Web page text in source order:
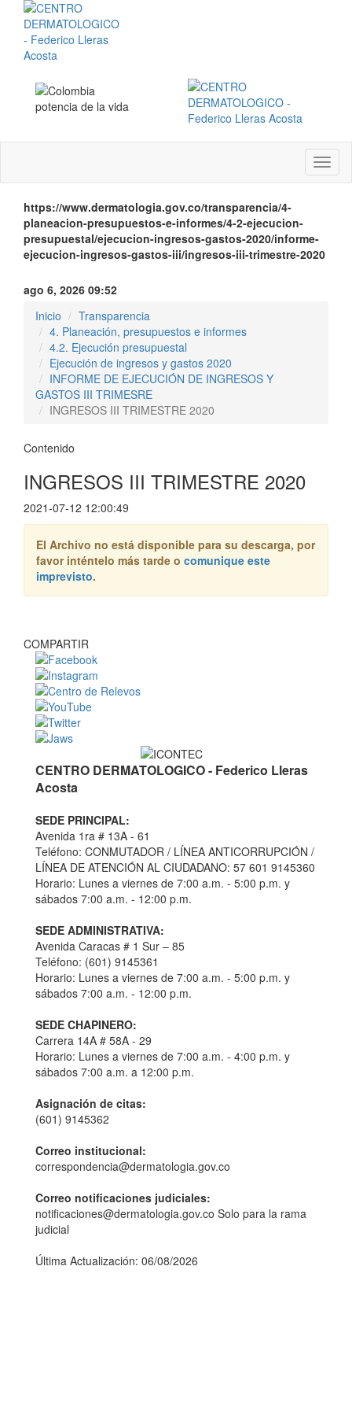
Menú
https://www.dermatologia.gov.co/transparencia/4-
planeacion-presupuestos-e-informes/4-2-ejecucion-
presupuestal/ejecucion-ingresos-gastos-2020/informe-
ejecucion-ingresos-gastos-iii/ingresos-iii-trimestre-2020
ago 6, 2026 09:52
Inicio
Transparencia
4. Planeación, presupuestos e informes
4.2. Ejecución presupuestal
Ejecución de ingresos y gastos 2020
INFORME DE EJECUCIÓN DE INGRESOS Y
GASTOS III TRIMESRE
INGRESOS III TRIMESTRE 2020
Contenido
INGRESOS III TRIMESTRE 2020
2021-07-12 12:00:49
El Archivo no está disponible para su descarga, por
favor inténtelo más tarde o comunique este
imprevisto.
COMPARTIR
CENTRO DERMATOLOGICO - Federico Lleras
Acosta
SEDE PRINCIPAL:
Avenida 1ra # 13A - 61
Teléfono: CONMUTADOR / LÍNEA ANTICORRUPCIÓN /
LÍNEA DE ATENCIÓN AL CIUDADANO: 57 601 9145360
Horario: Lunes a viernes de 7:00 a.m. - 5:00 p.m. y
sábados 7:00 a.m. - 12:00 p.m.
SEDE ADMINISTRATIVA:
Avenida Caracas # 1 Sur – 85
Teléfono: (601) 9145361
Horario: Lunes a viernes de 7:00 a.m. - 5:00 p.m. y
sábados 7:00 a.m. - 12:00 p.m.
SEDE CHAPINERO:
Carrera 14A # 58A - 29
Horario: Lunes a viernes de 7:00 a.m. - 4:00 p.m. y
sábados 7:00 a.m. a 12:00 p.m.
Asignación de citas:
(601) 9145362
Correo institucional:
correspondencia@dermatologia.gov.co
Correo notificaciones judiciales:
notificaciones@dermatologia.gov.co Solo para la rama
judicial
Última Actualización: 06/08/2026